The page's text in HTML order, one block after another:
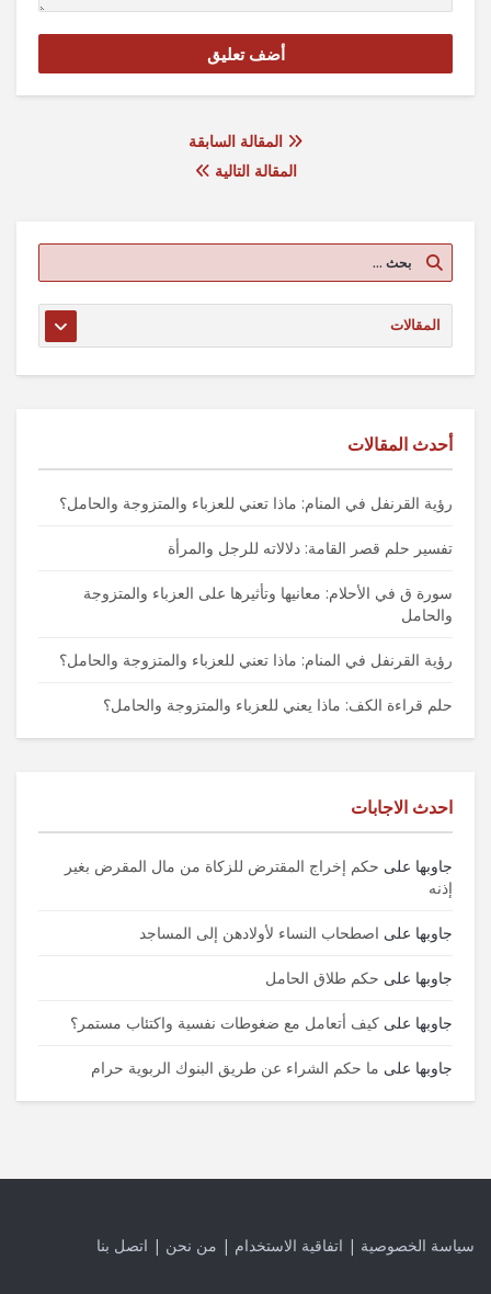
المقالة السابقة
المقالة التالية
أحدث المقالات
رؤية القرنفل في المنام: ماذا تعني للعزباء والمتزوجة والحامل؟
تفسير حلم قصر القامة: دلالاته للرجل والمرأة
سورة ق في الأحلام: معانيها وتأثيرها على العزباء والمتزوجة
والحامل
رؤية القرنفل في المنام: ماذا تعني للعزباء والمتزوجة والحامل؟
حلم قراءة الكف: ماذا يعني للعزباء والمتزوجة والحامل؟
احدث الاجابات
جاوبها على حكم إخراج المقترض للزكاة من مال المقرض بغير
إذنه
جاوبها على اصطحاب النساء لأولادهن إلى المساجد
جاوبها على حكم طلاق الحامل
جاوبها على كيف أتعامل مع ضغوطات نفسية واكتئاب مستمر؟
جاوبها على ما حكم الشراء عن طريق البنوك الربوية حرام
سياسة الخصوصية | اتفاقية الاستخدام | من نحن | اتصل بنا